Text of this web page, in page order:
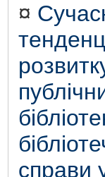
¤
справи